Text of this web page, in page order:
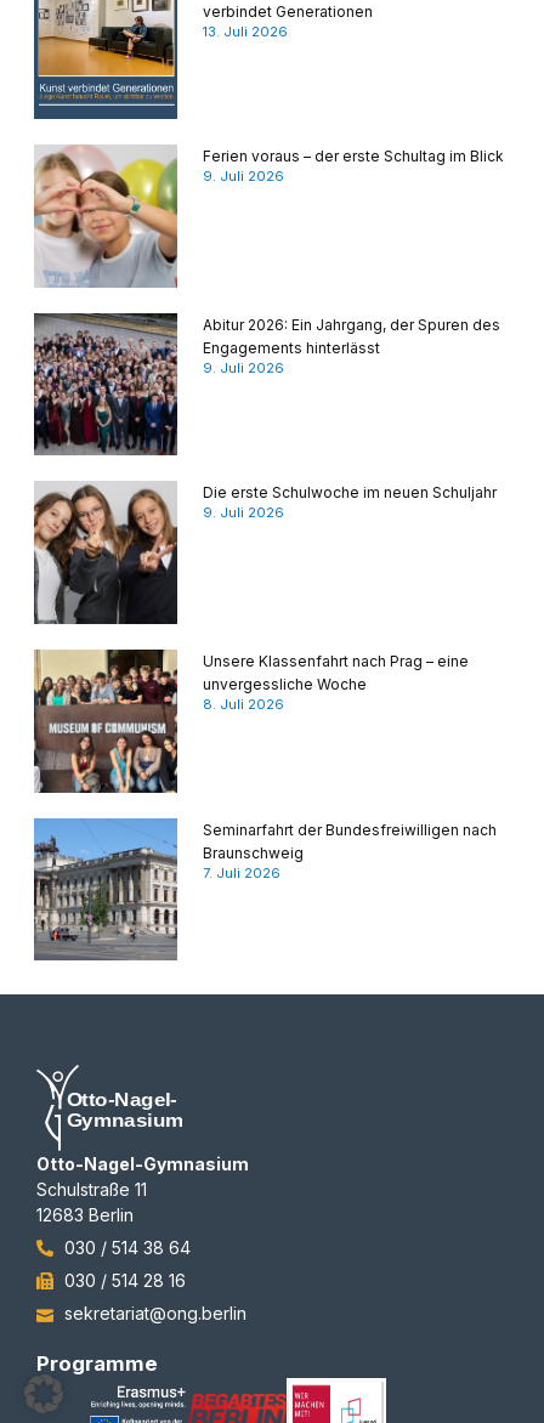
verbindet Generationen
13. Juli 2026
Ferien voraus – der erste Schultag im Blick
9. Juli 2026
Abitur 2026: Ein Jahrgang, der Spuren des
Engagements hinterlässt
9. Juli 2026
Die erste Schulwoche im neuen Schuljahr
9. Juli 2026
Unsere Klassenfahrt nach Prag – eine
unvergessliche Woche
8. Juli 2026
Seminarfahrt der Bundesfreiwilligen nach
Braunschweig
7. Juli 2026
Otto-Nagel-Gymnasium
Schulstraße 11
12683 Berlin
030 / 514 38 64
030 / 514 28 16
sekretariat@ong.berlin
Programme